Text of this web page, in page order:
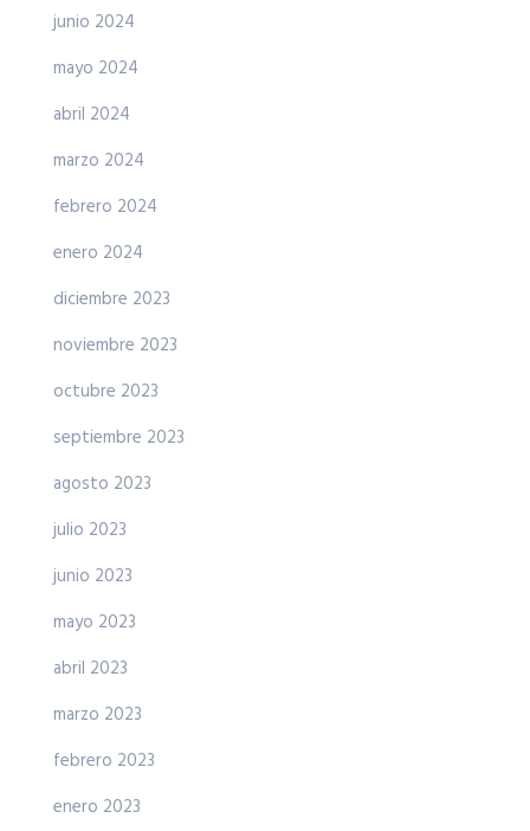
junio 2024
mayo 2024
abril 2024
marzo 2024
febrero 2024
enero 2024
diciembre 2023
noviembre 2023
octubre 2023
septiembre 2023
agosto 2023
julio 2023
junio 2023
mayo 2023
abril 2023
marzo 2023
febrero 2023
enero 2023